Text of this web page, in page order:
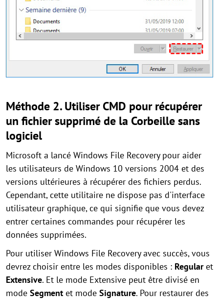
Méthode 2. Utiliser CMD pour récupérer
un fichier supprimé de la Corbeille sans
logiciel
Microsoft a lancé Windows File Recovery pour aider
les utilisateurs de Windows 10 versions 2004 et des
versions ultérieures à récupérer des fichiers perdus.
Cependant, cette utilitaire ne dispose pas d'interface
utilisateur graphique, ce qui signifie que vous devez
entrer certaines commandes pour récupérer les
données supprimées.
Pour utiliser Windows File Recovery avec succès, vous
devrez choisir entre les modes disponibles : Regularet
Extensive. Et le mode Extensive peut être divisé en
mode Segment et mode Signature. Pour restaurer des